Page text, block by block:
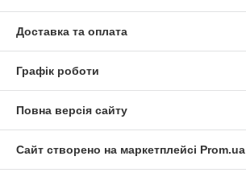
Доставка та оплата
Графік роботи
Повна версія сайту
Сайт створено на маркетплейсі Prom.ua